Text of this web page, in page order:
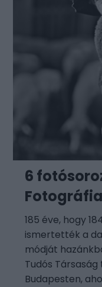
6
185 éve, hogy
ismertették a
módját
Tudós
Budapesten,